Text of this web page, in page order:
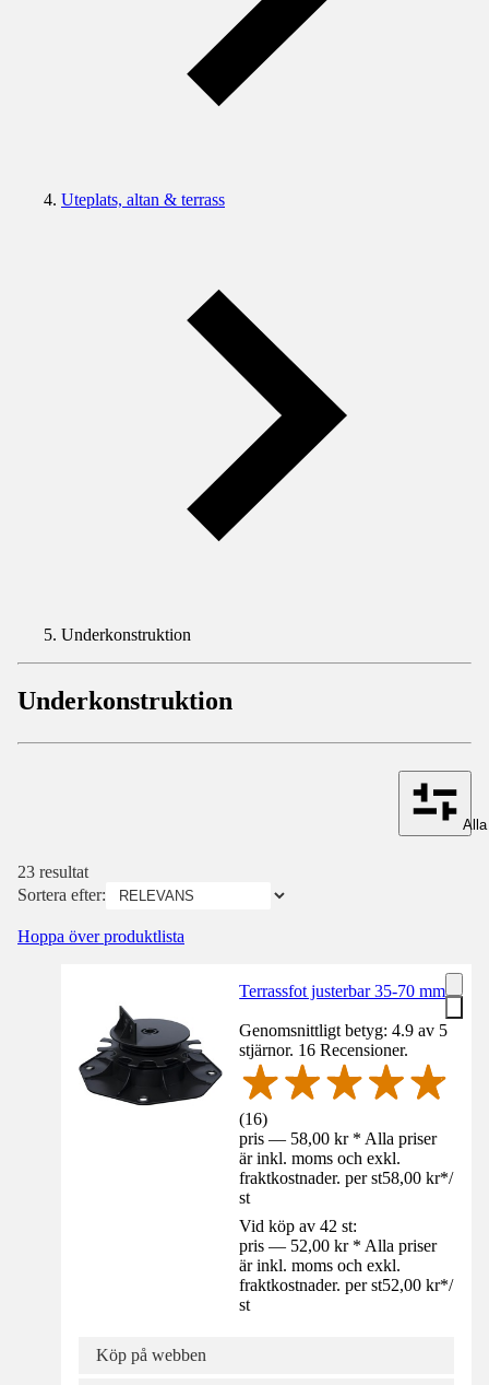
Uteplats, altan & terrass
Underkonstruktion
Underkonstruktion
23 resultat
Sortera efter:
Hoppa över produktlista
Terrassfot justerbar 35-70 mm
Genomsnittligt betyg: 4.9 av 5
stjärnor. 16 Recensioner.
(16)
pris — 58,00 kr * Alla priser
är inkl. moms och exkl.
fraktkostnader. per st58,00 kr*/
st
Vid köp av 42 st:
pris — 52,00 kr * Alla priser
är inkl. moms och exkl.
fraktkostnader. per st52,00 kr*/
st
Köp på webben